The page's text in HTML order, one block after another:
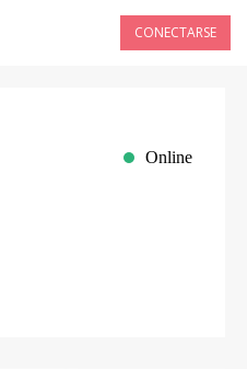
CONECTARSE
Online